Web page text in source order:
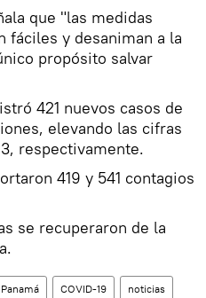
que "las medidas
fáciles y desaniman a la
propósito salvar
421 nuevos casos de
elevando las cifras
respectivamente.
419 y 541 contagios
se recuperaron de la
Panamá COVID-19 noticias